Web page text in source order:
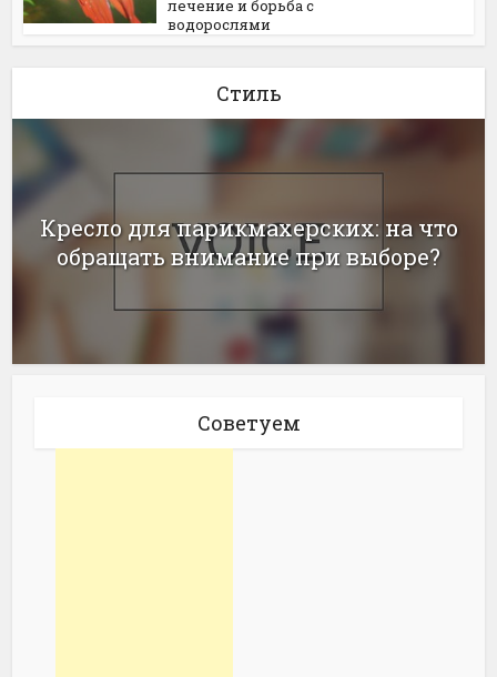
лечение и борьба с
водорослями
Стиль
Кресло для парикмахерских: на что
обращать внимание при выборе?
Советуем